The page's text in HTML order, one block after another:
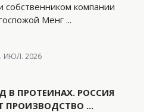
собственником компании
Менг ...
ИЮЛ. 2026
В ПРОТЕИНАХ. РОССИЯ
ПРОИЗВОДСТВО ...